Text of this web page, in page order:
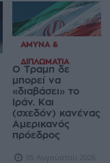
ΆΜΥΝΑ &
ΔΙΠΛΩΜΑΤΊΑ
Ο Τραμπ δε
μπορεί να
«διαβάσει» το
Ιράν. Και
(σχεδόν) κανένας
Αμερικανός
πρόεδρος
05 Αυγούστου 2026